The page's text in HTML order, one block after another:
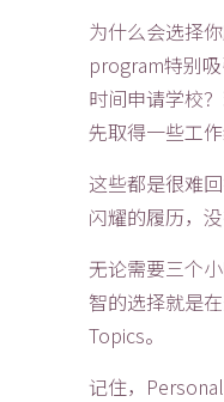
为什么会选择
program特别
时间申请学校
先取得一些工
这些都是很难
闪耀的履历，
无论需要三个
智的选择就是
Topics。
记住，